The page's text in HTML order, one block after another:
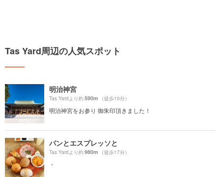
Tas Yard周辺の人気スポット
明治神宮
Tas Yardより約590m （徒歩10分）
明治神宮をお参り 御朱印頂きました！
パンとエスプレッソと
Tas Yardより約980m （徒歩17分）
・